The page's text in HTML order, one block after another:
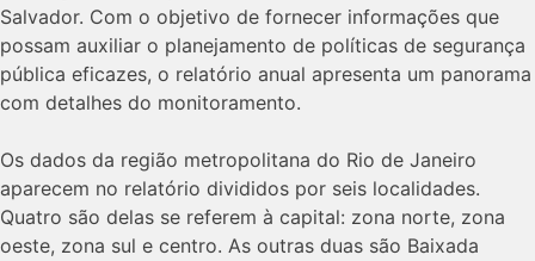
Salvador. Com o objetivo de fornecer informações que
possam auxiliar o planejamento de políticas de segurança
pública eficazes, o relatório anual apresenta um panorama
com detalhes do monitoramento.
Os dados da região metropolitana do Rio de Janeiro
aparecem no relatório divididos por seis localidades.
Quatro são delas se referem à capital: zona norte, zona
oeste, zona sul e centro. As outras duas são Baixada